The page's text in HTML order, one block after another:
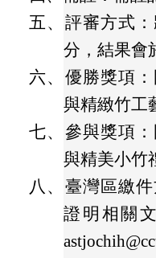
五、 評審方式
分，結果會
六、 優勝獎項
與精緻竹工
七、 參與獎項
與精美小竹
八、 臺灣區繳
證明相關